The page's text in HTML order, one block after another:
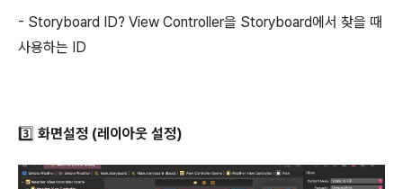
- Storyboard ID? View Controller을 Storyboard에서 찾을 때
사용하는 ID
3️⃣ 화면설정 (레이아웃 설정)